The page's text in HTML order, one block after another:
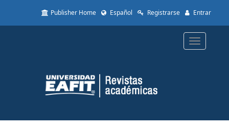
to
Content
Sidebar
Publisher Home Español Registrarse Entrar
Toggle